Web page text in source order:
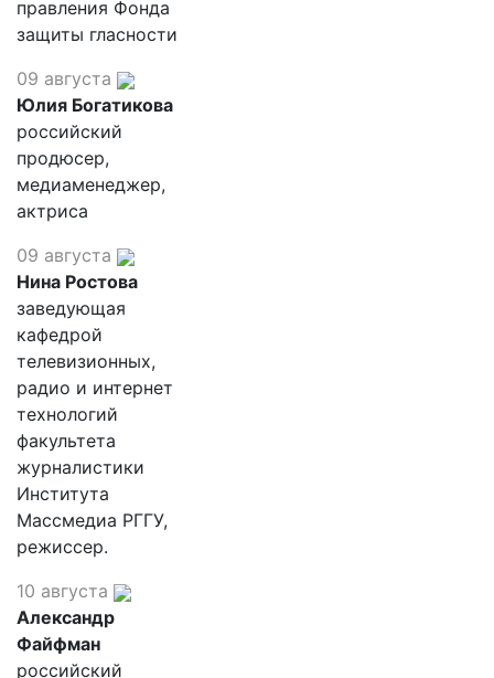
правления Фонда
защиты гласности
09 августа
Юлия Богатикова
российский
продюсер,
медиаменеджер,
актриса
09 августа
Нина Ростова
заведующая
кафедрой
телевизионных,
радио и интернет
технологий
факультета
журналистики
Института
Массмедиа РГГУ,
режиссер.
10 августа
Александр
Файфман
российский